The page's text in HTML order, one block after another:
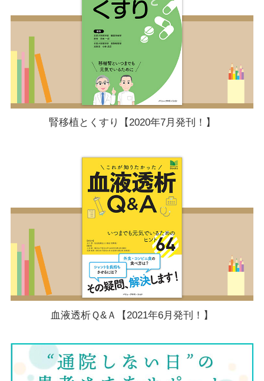
腎移植とくすり【2020年7月発刊！】
血液透析Ｑ&Ａ【2021年6月発刊！】